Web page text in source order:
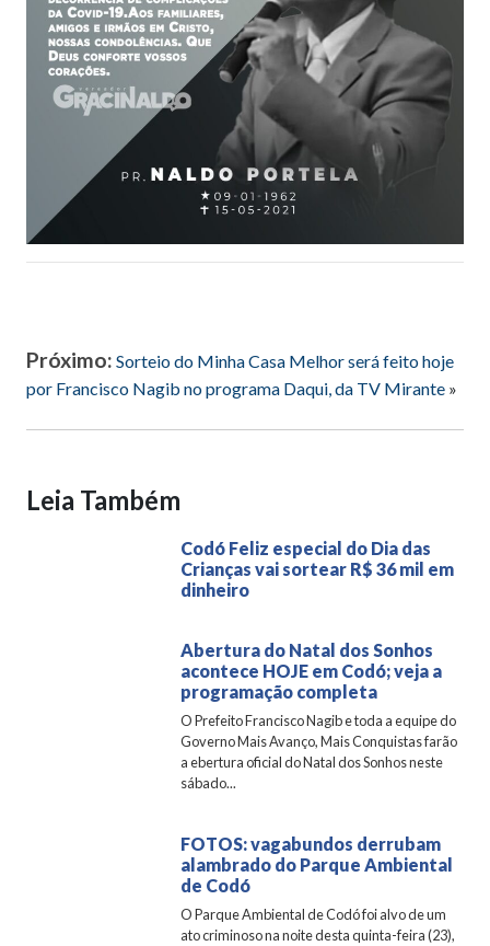
Próximo: Sorteio do Minha Casa Melhor será feito hoje
por Francisco Nagib no programa Daqui, da TV Mirante »
Leia Também
Codó Feliz especial do Dia das
Crianças vai sortear R$ 36 mil em
dinheiro
Abertura do Natal dos Sonhos
acontece HOJE em Codó; veja a
programação completa
O Prefeito Francisco Nagib e toda a equipe do
Governo Mais Avanço, Mais Conquistas farão
a ebertura oficial do Natal dos Sonhos neste
sábado...
FOTOS: vagabundos derrubam
alambrado do Parque Ambiental
de Codó
O Parque Ambiental de Codó foi alvo de um
ato criminoso na noite desta quinta-feira (23),